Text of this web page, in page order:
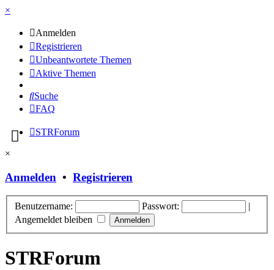
×
Anmelden
Registrieren
Unbeantwortete Themen
Aktive Themen
Suche
FAQ
STRForum
×
Anmelden • Registrieren
Benutzername: Passwort:
|
Angemeldet bleiben
STRForum